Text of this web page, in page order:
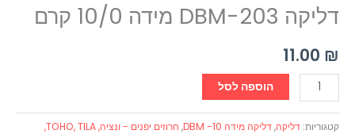
דליקה DBM-203 מידה 10/0 קרם
11.00 ₪
הוספה לסל
קטגוריות: דליקה,דליקה מידה 10- DBM ,
חרוזים יפנים - ונציה, TOHO, TILA,